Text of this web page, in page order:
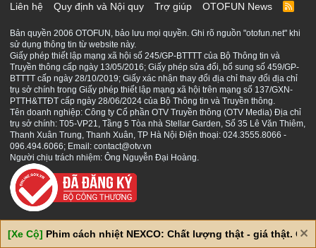
Liên hệ
Quy định và Nội quy Trợ giúp OTOFUN News
R
S
Bản quyền 2006 OTOFUN, bảo lưu mọi quyền. Ghi rõ nguồn "otofun.net" khi
sử dụng thông tin từ website này.
Giấy phép thiết lập mạng xã hội số 245/GP-BTTTT của Bộ Thông tin và
Truyền thông cấp ngày 13/05/2016; Giấy phép sửa đổi, bổ sung số 459/GP-
BTTTT cấp ngày 28/10/2019; Giấy xác nhận thay đổi địa chỉ thay đổi địa chỉ
trụ sở chính trong Giấy phép thiết lập mạng xã hội trên mạng số 137/GXN-
PTTH&TTĐT cấp ngày 28/06/2024 của Bộ Thông tin và Truyền thông.
Tên doanh nghiệp: Công ty Cổ phần OTV Truyền thông (OTV Media) Địa chỉ
trụ sở chính: T05-VP21, Tầng 5 Tòa nhà Stellar Garden, Số 35 Lê Văn Thiêm,
Thanh Xuân Trung, Thanh Xuân, TP Hà Nội Điện thoại: 024.3555.8066 -
096.494.6066; Email: contact@otv.vn
Người chịu trách nhiệm: Ông Nguyễn Đại Hoàng.
[Xe Cộ] Phim cách nhiệt NEXCO: Chất lượng thật - giá thật. Giá